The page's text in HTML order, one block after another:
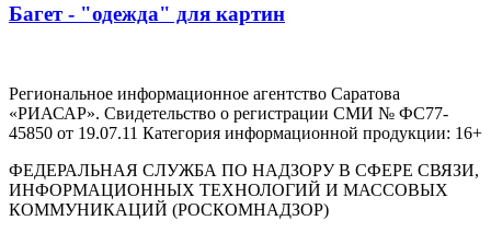
Багет - "одежда" для картин
Региональное информационное агентство Саратова
«РИАСАР». Свидетельство о регистрации СМИ № ФС77-
45850 от 19.07.11 Категория информационной продукции: 16+
ФЕДЕРАЛЬНАЯ СЛУЖБА ПО НАДЗОРУ В СФЕРЕ СВЯЗИ,
ИНФОРМАЦИОННЫХ ТЕХНОЛОГИЙ И МАССОВЫХ
КОММУНИКАЦИЙ (РОСКОМНАДЗОР)